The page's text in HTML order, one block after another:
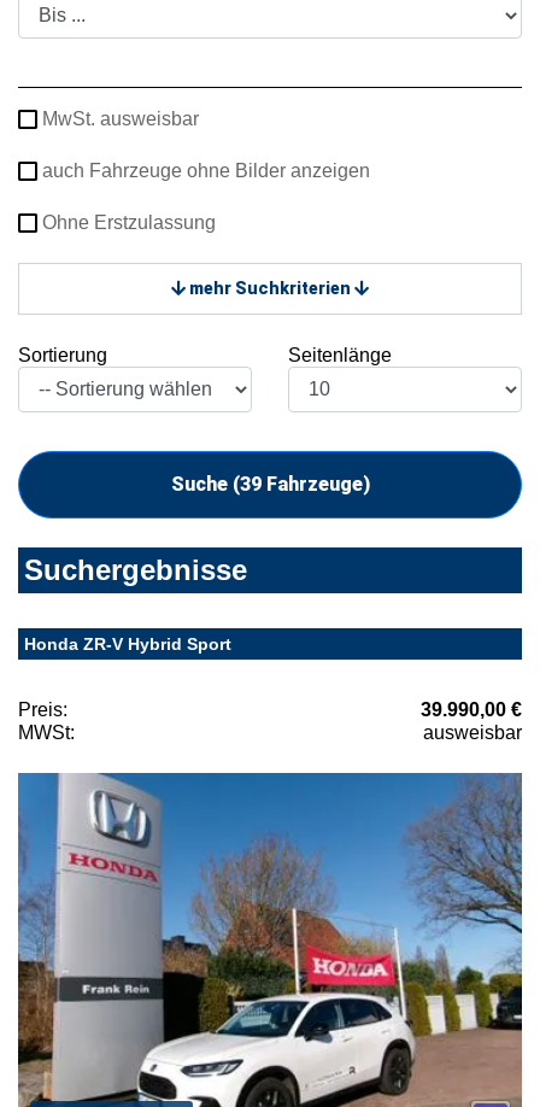
MwSt. ausweisbar
auch Fahrzeuge ohne Bilder anzeigen
Ohne Erstzulassung
mehr Suchkriterien
Sortierung Seitenlänge
Suche (39Fahrzeuge)
Suchergebnisse
Honda ZR-V Hybrid Sport
Preis:
39.990,00 €
MWSt:
ausweisbar